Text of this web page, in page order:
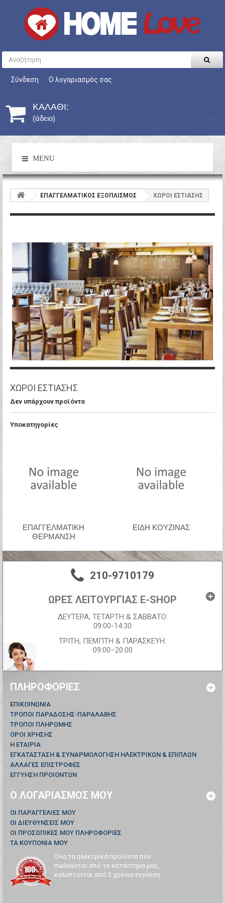
Σύνδεση Ο λογαριασμός σας
ΚΑΛΆΘΙ:
(άδειο)
MENU
ΕΠΑΓΓΕΛΜΑΤΙΚΟΣ ΕΞΟΠΛΙΣΜΟΣ ΧΩΡΟΙ ΕΣΤΙΑΣΗΣ
ΧΩΡΟΙ ΕΣΤΙΑΣΗΣ
Δεν υπάρχουν προϊόντα
Υποκατηγορίες
ΕΠΑΓΓΕΛΜΑΤΙΚΉ
ΘΈΡΜΑΝΣΗ
ΕΙΔΗ ΚΟΥΖΙΝΑΣ
210-9710179
ΩΡΕΣ ΛΕΙΤΟΥΡΓΙΑΣ E-SHOP
ΔΕΥΤΕΡΑ, ΤΕΤΑΡΤΗ & ΣΑΒΒΑΤΟ:
09:00-14:30
ΤΡΙΤΗ, ΠΕΜΠΤΗ & ΠΑΡΑΣΚΕΥΗ:
09:00–20:00
ΠΛΗΡΟΦΟΡΊΕΣ
ΕΠΙΚΟΙΝΩΝΊΑ
ΤΡΟΠΟΙ ΠΑΡΑΔΟΣΗΣ-ΠΑΡΑΛΑΒΗΣ
ΤΡΟΠΟΙ ΠΛΗΡΩΜΗΣ
ΟΡΟΙ ΧΡΗΣΗΣ
Η ΕΤΑΙΡΙΑ
ΕΓΚΑΤΑΣΤΑΣΗ & ΣΥΝΑΡΜΟΛΟΓΗΣΗ ΗΛΕΚΤΡΙΚΩΝ & ΕΠΙΠΛΩΝ
ΑΛΛΑΓΕΣ ΕΠΙΣΤΡΟΦΕΣ
ΕΓΓΥΗΣΗ ΠΡΟΙΟΝΤΩΝ
Ο ΛΟΓΑΡΙΑΣΜΌΣ ΜΟΥ
ΟΙ ΠΑΡΑΓΓΕΛΊΕΣ ΜΟΥ
ΟΙ ΔΙΕΥΘΎΝΣΕΙΣ ΜΟΥ
ΟΙ ΠΡΟΣΩΠΙΚΈΣ ΜΟΥ ΠΛΗΡΟΦΟΡΊΕΣ
ΤΑ ΚΟΥΠΌΝΙΑ ΜΟΥ
Όλα τα ηλεκτρικά προϊόντα που
πωλούνται από το κατάστημα μας,
καλύπτονται από 2 χρόνια εγγύηση...